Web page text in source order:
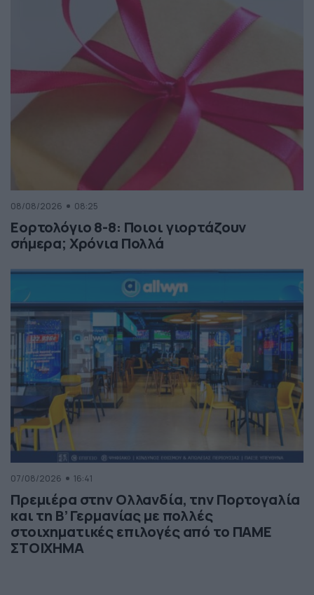
08/08/2026 08:25
Εορτολόγιο 8-8: Ποιοι γιορτάζουν
σήμερα; Χρόνια Πολλά
07/08/2026 16:41
Πρεμιέρα στην Ολλανδία, την Πορτογαλία
και τη Β’ Γερμανίας με πολλές
στοιχηματικές επιλογές από το ΠΑΜΕ
ΣΤΟΙΧΗΜΑ